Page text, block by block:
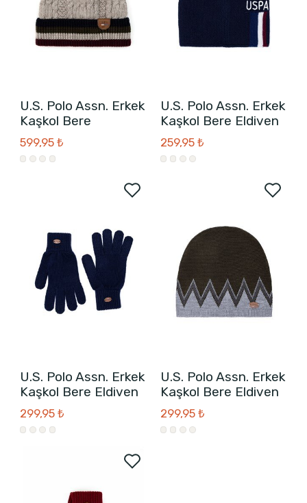
U.S. Polo Assn. Erkek
Kaşkol Bere
599,95 ₺
U.S. Polo Assn. Erkek
Kaşkol Bere Eldiven
259,95 ₺
U.S. Polo Assn. Erkek
Kaşkol Bere Eldiven
299,95 ₺
U.S. Polo Assn. Erkek
Kaşkol Bere Eldiven
299,95 ₺